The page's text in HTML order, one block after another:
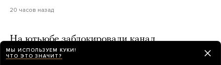
20 часов назад
На ютьюбе заблокировали канал
националистического объединения «Русская
МЫ ИСПОЛЬЗУЕМ КУКИ!
ЧТО ЭТО ЗНАЧИТ?